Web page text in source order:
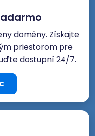
domény. Získajte
priestorom pre
dostupní 24/7.